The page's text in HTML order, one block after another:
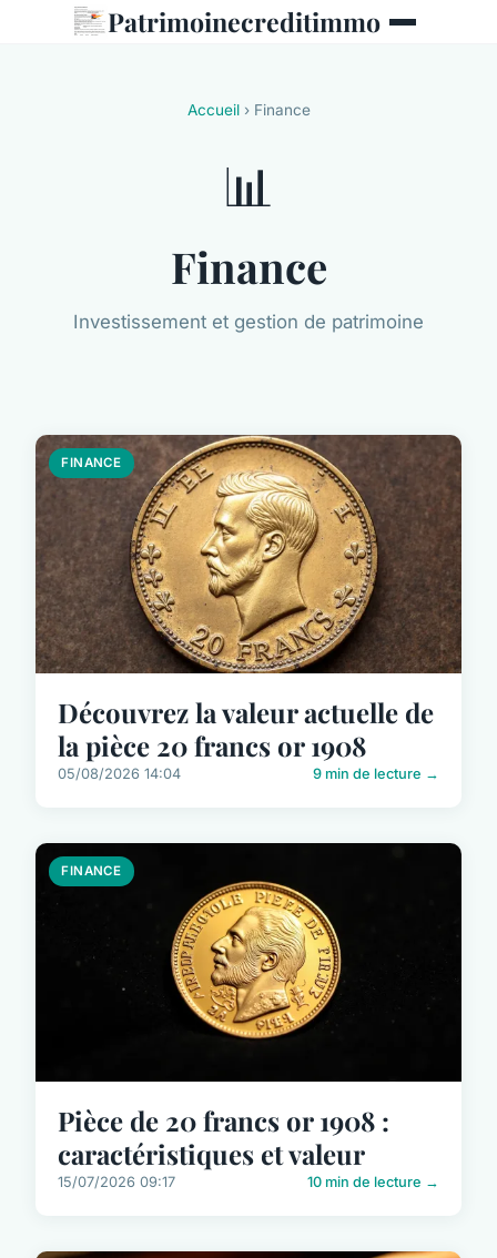
Patrimoinecreditimmo
Accueil› Finance
📊
Finance
Investissement et gestion de patrimoine
FINANCE
Découvrez la valeur actuelle de
la pièce 20 francs or 1908
05/08/2026 14:04 9 min de lecture →
FINANCE
Pièce de 20 francs or 1908 :
caractéristiques et valeur
15/07/2026 09:17 10 min de lecture →